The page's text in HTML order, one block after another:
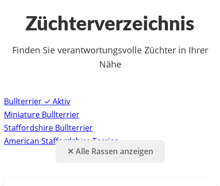
Züchterverzeichnis
Finden Sie verantwortungsvolle Züchter in Ihrer
Nähe
Bullterrier ✓ Aktiv
Miniature Bullterrier
Staffordshire Bullterrier
American Staffordshire Terrier
✕ Alle Rassen anzeigen